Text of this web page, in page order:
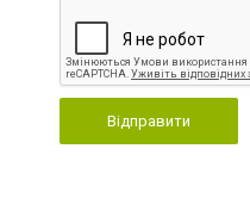
Відправити